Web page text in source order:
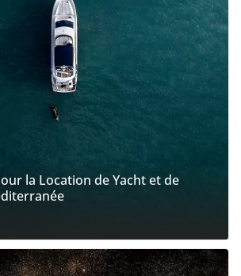
la Location de Yacht et de